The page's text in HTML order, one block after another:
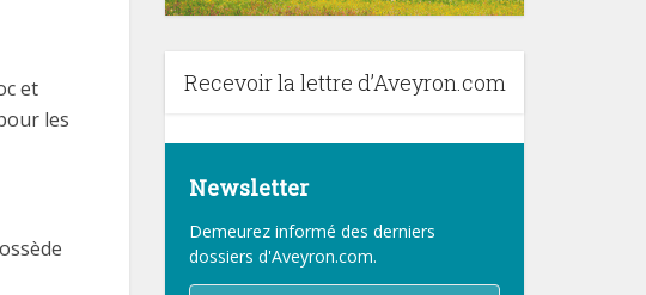
et
les
Recevoir la lettre d’Aveyron.com
Newsletter
Demeurez informé des derniers
dossiers d'Aveyron.com.